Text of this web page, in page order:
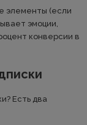
элементы (если
эмоции,
конверсии в
Есть два